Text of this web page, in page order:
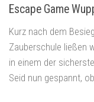
Escape Game
Kurz nach dem
Zauberschule ließen
in einem der
Seid nun gespannt,